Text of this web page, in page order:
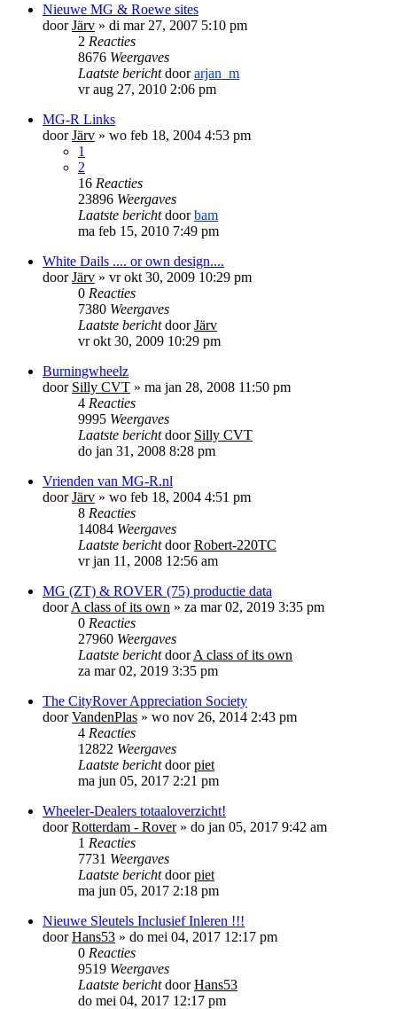
Nieuwe MG & Roewe sites
doorJärv » di mar 27, 2007 5:10 pm
2 Reacties
8676 Weergaves
Laatste berichtdoorarjan_m
vr aug 27, 2010 2:06 pm
MG-R Links
doorJärv » wo feb 18, 2004 4:53 pm
1
2
16 Reacties
23896 Weergaves
Laatste berichtdoorbam
ma feb 15, 2010 7:49 pm
White Dails .... or own design....
doorJärv » vr okt 30, 2009 10:29 pm
0 Reacties
7380 Weergaves
Laatste berichtdoorJärv
vr okt 30, 2009 10:29 pm
Burningwheelz
door Silly CVT » ma jan 28, 2008 11:50 pm
4 Reacties
9995 Weergaves
Laatste berichtdoor Silly CVT
do jan 31, 2008 8:28 pm
Vrienden van MG-R.nl
doorJärv » wo feb 18, 2004 4:51 pm
8 Reacties
14084 Weergaves
Laatste berichtdoorRobert-220TC
vr jan 11, 2008 12:56 am
MG (ZT) & ROVER (75) productie data
doorA class of its own » za mar 02, 2019 3:35 pm
0 Reacties
27960 Weergaves
Laatste berichtdoorA class of its own
za mar 02, 2019 3:35 pm
The CityRover Appreciation Society
doorVandenPlas » wo nov 26, 2014 2:43 pm
4 Reacties
12822 Weergaves
Laatste berichtdoorpiet
ma jun 05, 2017 2:21 pm
Wheeler-Dealers totaaloverzicht!
doorRotterdam - Rover» do jan 05, 2017 9:42 am
1 Reacties
7731 Weergaves
Laatste berichtdoorpiet
ma jun 05, 2017 2:18 pm
Nieuwe Sleutels Inclusief Inleren !!!
doorHans53 » do mei 04, 2017 12:17 pm
0 Reacties
9519 Weergaves
Laatste berichtdoorHans53
do mei 04, 2017 12:17 pm